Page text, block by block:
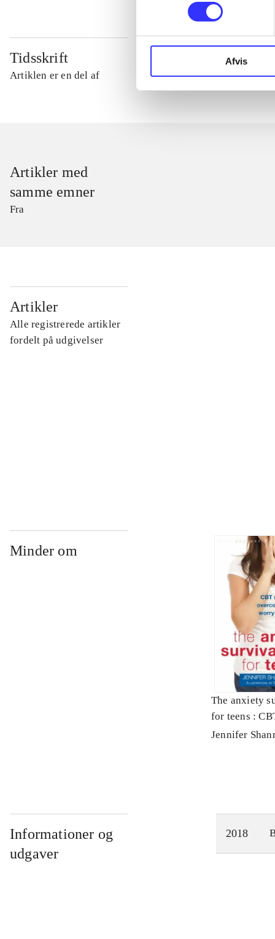
Afvis
Tidsskrift
Artiklen er en del af
Artikler med
samme emner
Fra
Artikler
Alle registrerede artikler
fordelt på udgivelser
Minder om
The anxiety
for teens :
overcome
Jennifer
Informationer og
udgaver
2018